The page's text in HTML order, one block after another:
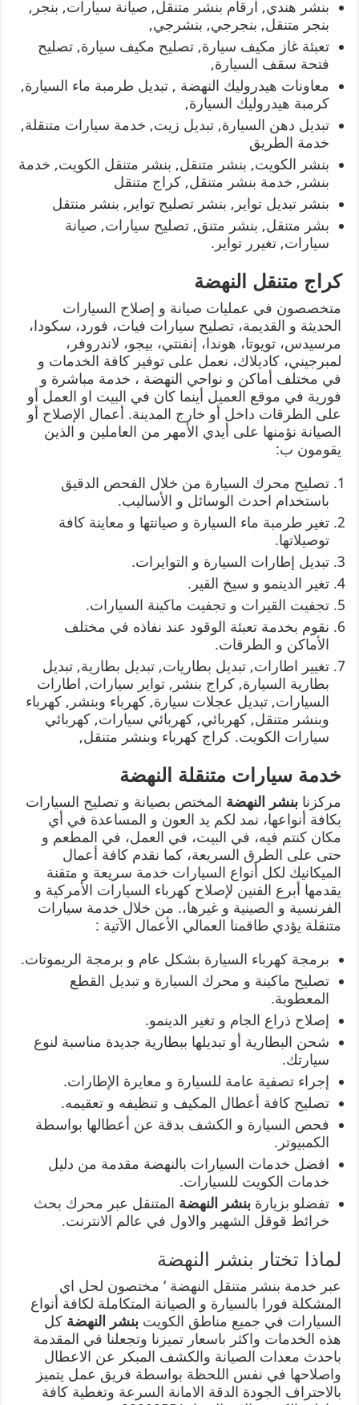
بنشر هندي, ارقام بنشر متنقل, صيانة سيارات, بنجر,
بنجر متنقل, بنجرجي, بنشرجي,
تعبئة غاز مكيف سيارة, تصليح مكيف سيارة, تصليح
فتحة سقف السيارة,
معاونات هيدروليك النهضة , تبديل طرمبة ماء السيارة,
كرمبة هيدروليك السيارة,
تبديل دهن السيارة, تبديل زيت, خدمة سيارات متنقلة,
خدمة الطريق
بنشر الكويت, بنشر متنقل, بنشر متنقل الكويت, خدمة
بنشر, خدمة بنشر متنقل, كراج متنقل
بنشر تبديل تواير, بنشر تصليح تواير, بنشر منتقل
بشر متنقل, بنشر متنق, تصليح سيارات, صيانة
سيارات, تغيرر تواير.
كراج متنقل النهضة
متخصصون في عمليات صيانة و إصلاح السيارات
الحديثة و القديمة، تصليح سيارات فيات، فورد، سكودا،
مرسيدس، تويوتا، هوندا، إنفنتي، بيجو، لاندروفر،
لمبرجيني، كاديلاك، نعمل على توفير كافة الخدمات و
في مختلف أماكن و نواحي النهضة ، خدمة مباشرة و
فورية في موقع العميل أينما كان في البيت او العمل أو
على الطرقات داخل أو خارج المدينة. أعمال الإصلاح أو
الصيانة نؤمنها على أيدي الأمهر من العاملين و الذين
يقومون ب:
تصليح محرك السيارة من خلال الفحص الدقيق
باستخدام احدث الوسائل و الأساليب.
تغير طرمبة ماء السيارة و صيانتها و معاينة كافة
توصيلاتها.
تبديل إطارات السيارة و التوايرات.
تغير الدينمو و سيخ القير.
تجفيت القيرات و تجفيت ماكينة السيارات.
نقوم بخدمة تعبئة الوقود عند نفاذه في مختلف
الأماكن و الطرقات.
تغيير اطارات, تبديل بطاريات, تبديل بطارية, تبديل
بطارية السيارة, كراج بنشر, تواير سيارات, اطارات
السيارات, تبديل عجلات سيارة, كهرباء وبنشر, كهرباء
وبنشر متنقل, كهربائي, كهربائي سيارات, كهربائي
سيارات الكويت. كراج كهرباء وبنشر متنقل,
خدمة سيارات متنقلة النهضة
مركزنابنشر النهضة المختص بصيانة و تصليح السيارات
بكافة أنواعها، نمد لكم يد العون و المساعدة في أي
مكان كنتم فيه، في البيت، في العمل، في المطعم و
حتى على الطرق السريعة، كما نقدم كافة أعمال
الميكانيك لكل أنواع السيارات خدمة سريعة و متقنة
يقدمها أبرع الفنين لإصلاح كهرباء السيارات الأمركية و
الفرنسية و الصينية و غيرها،. من خلال خدمة سيارات
متنقلة يؤدي طاقمنا العمالي الأعمال الآتية :
برمجة كهرباء السيارة بشكل عام و برمجة الريموتات.
تصليح ماكينة و محرك السيارة و تبديل القطع
المعطوبة.
إصلاح ذراع الجام و تغير الدينمو.
شحن البطارية أو تبديلها ببطارية جديدة مناسبة لنوع
سيارتك.
إجراء تصفية عامة للسيارة و معايرة الإطارات.
تصليح كافة أعطال المكيف و تنظيفه و تعقيمه.
فحص السيارة و الكشف بدقة عن أعطالها بواسطة
الكمبيوتر.
افضل خدمات السيارات بالنهضة مقدمة من دليل
خدمات الكويت للسيارات.
تفضلو بزيارةبنشر النهضة المتنقل عبر محرك بحث
خرائط قوقل الشهير والاول في عالم الانترنت.
لماذا تختار بنشر النهضة
عبر خدمة بنشر متنقل النهضة ‘ مختصون لحل اي
المشكلة فورا بالسيارة و الصيانة المتكاملة لكافة أنواع
السيارات في جميع مناطق الكويت بنشر النهضةكل
هذه الخدمات واكثر باسعار تميزنا وتجعلنا في المقدمة
باحدث معدات الصيانة والكشف المبكر عن الاعطال
واصلاحها في نفس اللحظة بواسطة فريق عمل يتميز
بالاحتراف الجودة الدقة الامانة السرعة وتغطية كافة